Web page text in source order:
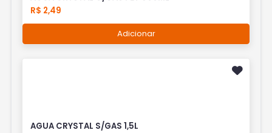
R$ 2,49
Adicionar
AGUA CRYSTAL S/GAS 1,5L